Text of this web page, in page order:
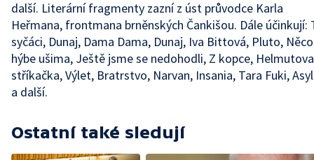
další. Literární fragmenty zazní z úst průvodce Karla
Heřmana, frontmana brněnských Čankišou. Dále účinkují:
syčáci, Dunaj, Dama Dama, Dunaj, Iva Bittová, Pluto,
hýbe ušima, Ještě jsme se nedohodli, Z kopce, Helmutova
stříkačka, Výlet, Bratrstvo, Narvan, Insania, Tara Fuki,
a další.
Ostatní také sledují